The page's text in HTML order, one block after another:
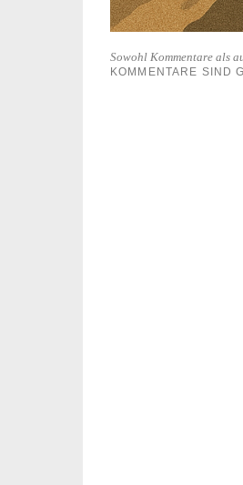
Sowohl Kommentare als
KOMMENTARE SIND